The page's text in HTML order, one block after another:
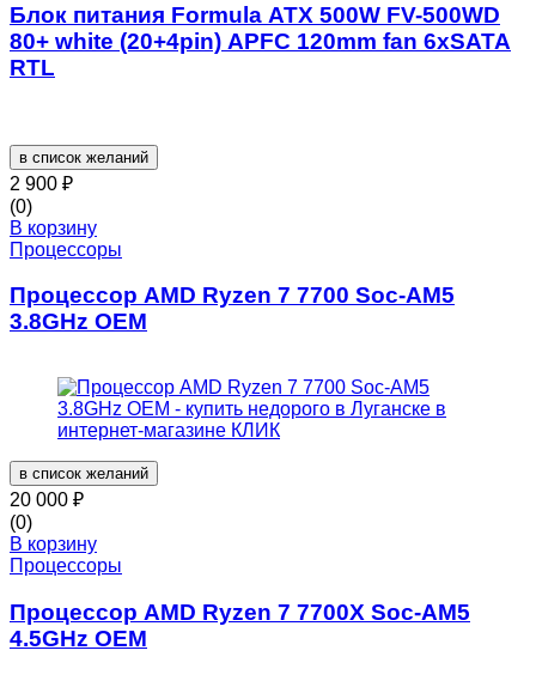
Блок питания Formula ATX 500W FV-500WD
80+ white (20+4pin) APFC 120mm fan 6xSATA
RTL
в список желаний
2 900 ₽
(0)
В корзину
Процессоры
Процессор AMD Ryzen 7 7700 Soc-AM5
3.8GHz OEM
в список желаний
20 000 ₽
(0)
В корзину
Процессоры
Процессор AMD Ryzen 7 7700X Soc-AM5
4.5GHz OEM